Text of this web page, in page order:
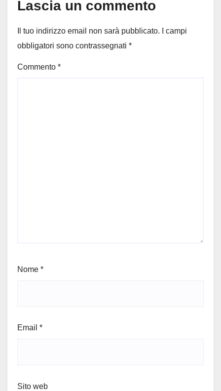
Lascia un commento
Il tuo indirizzo email non sarà pubblicato.
I campi
obbligatori sono contrassegnati *
Commento *
Nome *
Email *
Sito web